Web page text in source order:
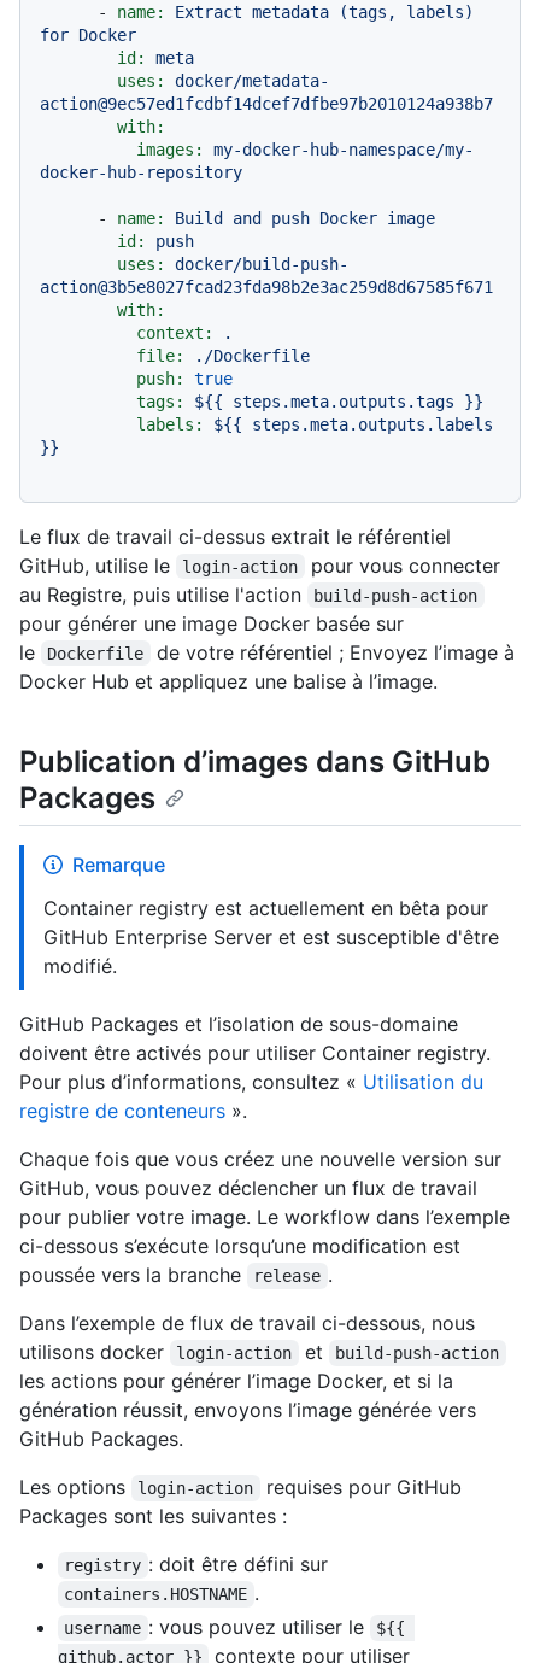
- name: Extract metadata (tags,
labels)
for Docker
id:
meta
uses:
docker/metadata-
action@9ec57ed1fcdbf14dcef7dfbe97b2010124a938b7
with:
images:
my-docker-hub-namespace/my-
docker-hub-repository
- name: Build and push Docker image
id:
push
uses:
docker/build-push-
action@3b5e8027fcad23fda98b2e3ac259d8d67585f671
with:
context:
.
file:
./Dockerfile
push:
true
tags:
${{ steps.meta.outputs.tags
}}
labels:
${{
steps.meta.outputs.labels
}}
Le flux de travail ci-dessus extrait le référentiel
GitHub, utilise le
login-action
pour vous connecter
au Registre, puis utilise l'action
build-push-action
pour générer une image Docker basée sur
le
Dockerfile
de votre référentiel ; Envoyez l’image à
Docker Hub et appliquez une balise à l’image.
Publication d’images dans GitHub
Packages
Remarque
Container registry est actuellement en bêta pour
GitHub Enterprise Server et est susceptible d'être
modifié.
GitHub Packages et l’isolation de sous-domaine
doivent être activés pour utiliser Container registry.
Pour plus d’informations, consultez « Utilisation du
registre de conteneurs ».
Chaque fois que vous créez une nouvelle version sur
GitHub, vous pouvez déclencher un flux de travail
pour publier votre image. Le workflow dans l’exemple
ci-dessous s’exécute lorsqu’une modification est
poussée vers la branche
release .
Dans l’exemple de flux de travail ci-dessous, nous
utilisons docker
login-action et build-push-action
les actions pour générer l’image Docker, et si la
génération réussit, envoyons l’image générée vers
GitHub Packages.
Les options
login-action
requises pour GitHub
Packages sont les suivantes :
registry : doit être défini sur
containers.HOSTNAME .
username : vous pouvez utiliser le
${{
github.actor }}
contexte pour utiliser